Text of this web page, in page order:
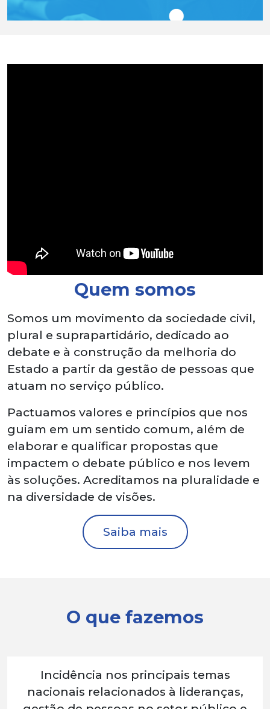
Quem somos
Somos um movimento da sociedade civil,
plural e suprapartidário, dedicado ao
debate e à construção da melhoria do
Estado a partir da gestão de pessoas que
atuam no serviço público.
Pactuamos valores e princípios que nos
guiam em um sentido comum, além de
elaborar e qualificar propostas que
impactem o debate público e nos levem
às soluções. Acreditamos na pluralidade e
na diversidade de visões.
Saiba mais
O que fazemos
Incidência nos principais temas
nacionais relacionados à lideranças,